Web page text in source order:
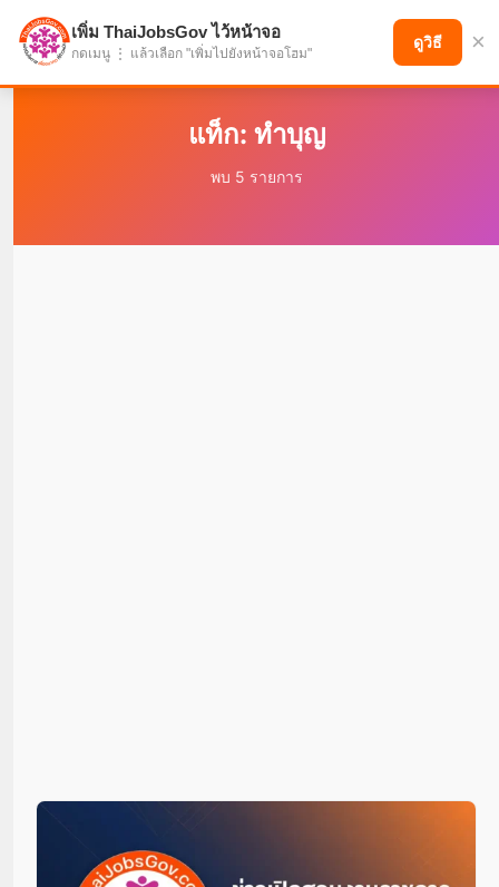
แบ่งปันโอกาส เพื่ออนาคตที่ก้าวหน้า
แท็ก: ทำบุญ
พบ 5 รายการ
เพิ่ม ThaiJobsGov ไว้หน้าจอ
กดเมนู ⋮ แล้วเลือก "เพิ่มไปยังหน้าจอโฮม"
ดูวิธี ×